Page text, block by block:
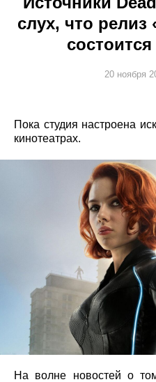
слух, что
20 ноября
Пока студия настроена
кинотеатрах.
На волне новостей о